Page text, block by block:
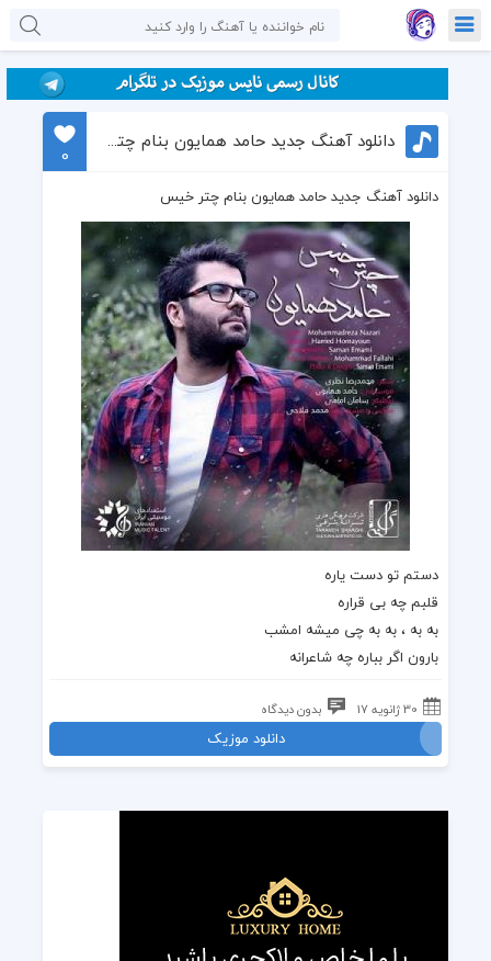
دانلود آهنگ جدید حامد همایون بنام چتر خیس
0
دانلود آهنگ جدید حامد همایون بنام چتر خیس
دستم تو دست یاره
قلبم چه بی قراره
به به ، به به چی میشه امشب
بارون اگر بباره چه شاعرانه
30 ژانویه 17 بدون دیدگاه
دانلود موزیک